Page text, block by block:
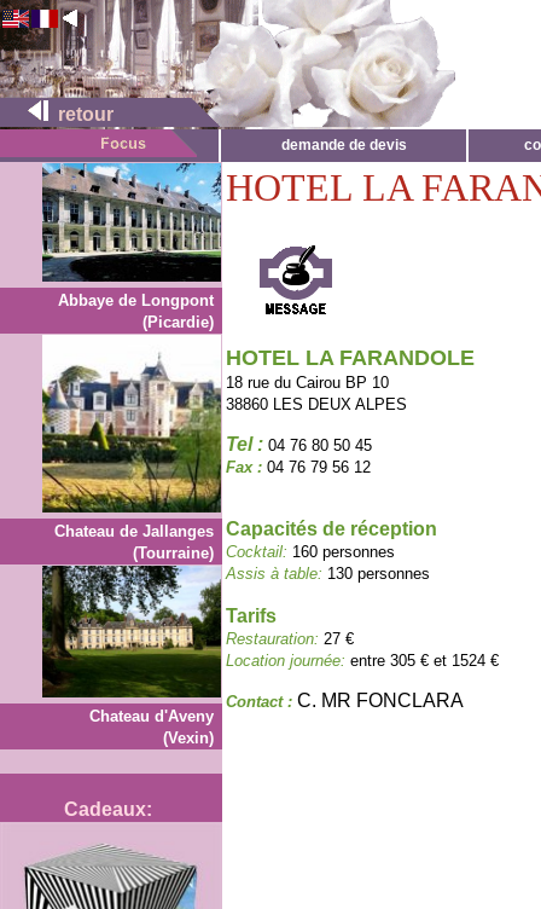
retour
demande de devis
Abbaye de Longpont
(Picardie)
Chateau de Jallanges
(Tourraine)
Chateau d'Aveny
(Vexin)
Cadeaux:
HOTEL LA
HOTEL LA FARANDOLE
18 rue du Cairou BP 10
38860 LES DEUX ALPES
Tel : 04 76 80 50 45
Fax : 04 76 79 56 12
Capacités de réception
Cocktail: 160 personnes
Assis à table: 130 personnes
Tarifs
Restauration: 27 €
Location journée: entre 305 € et 1524 €
Contact : C. MR FONCLARA